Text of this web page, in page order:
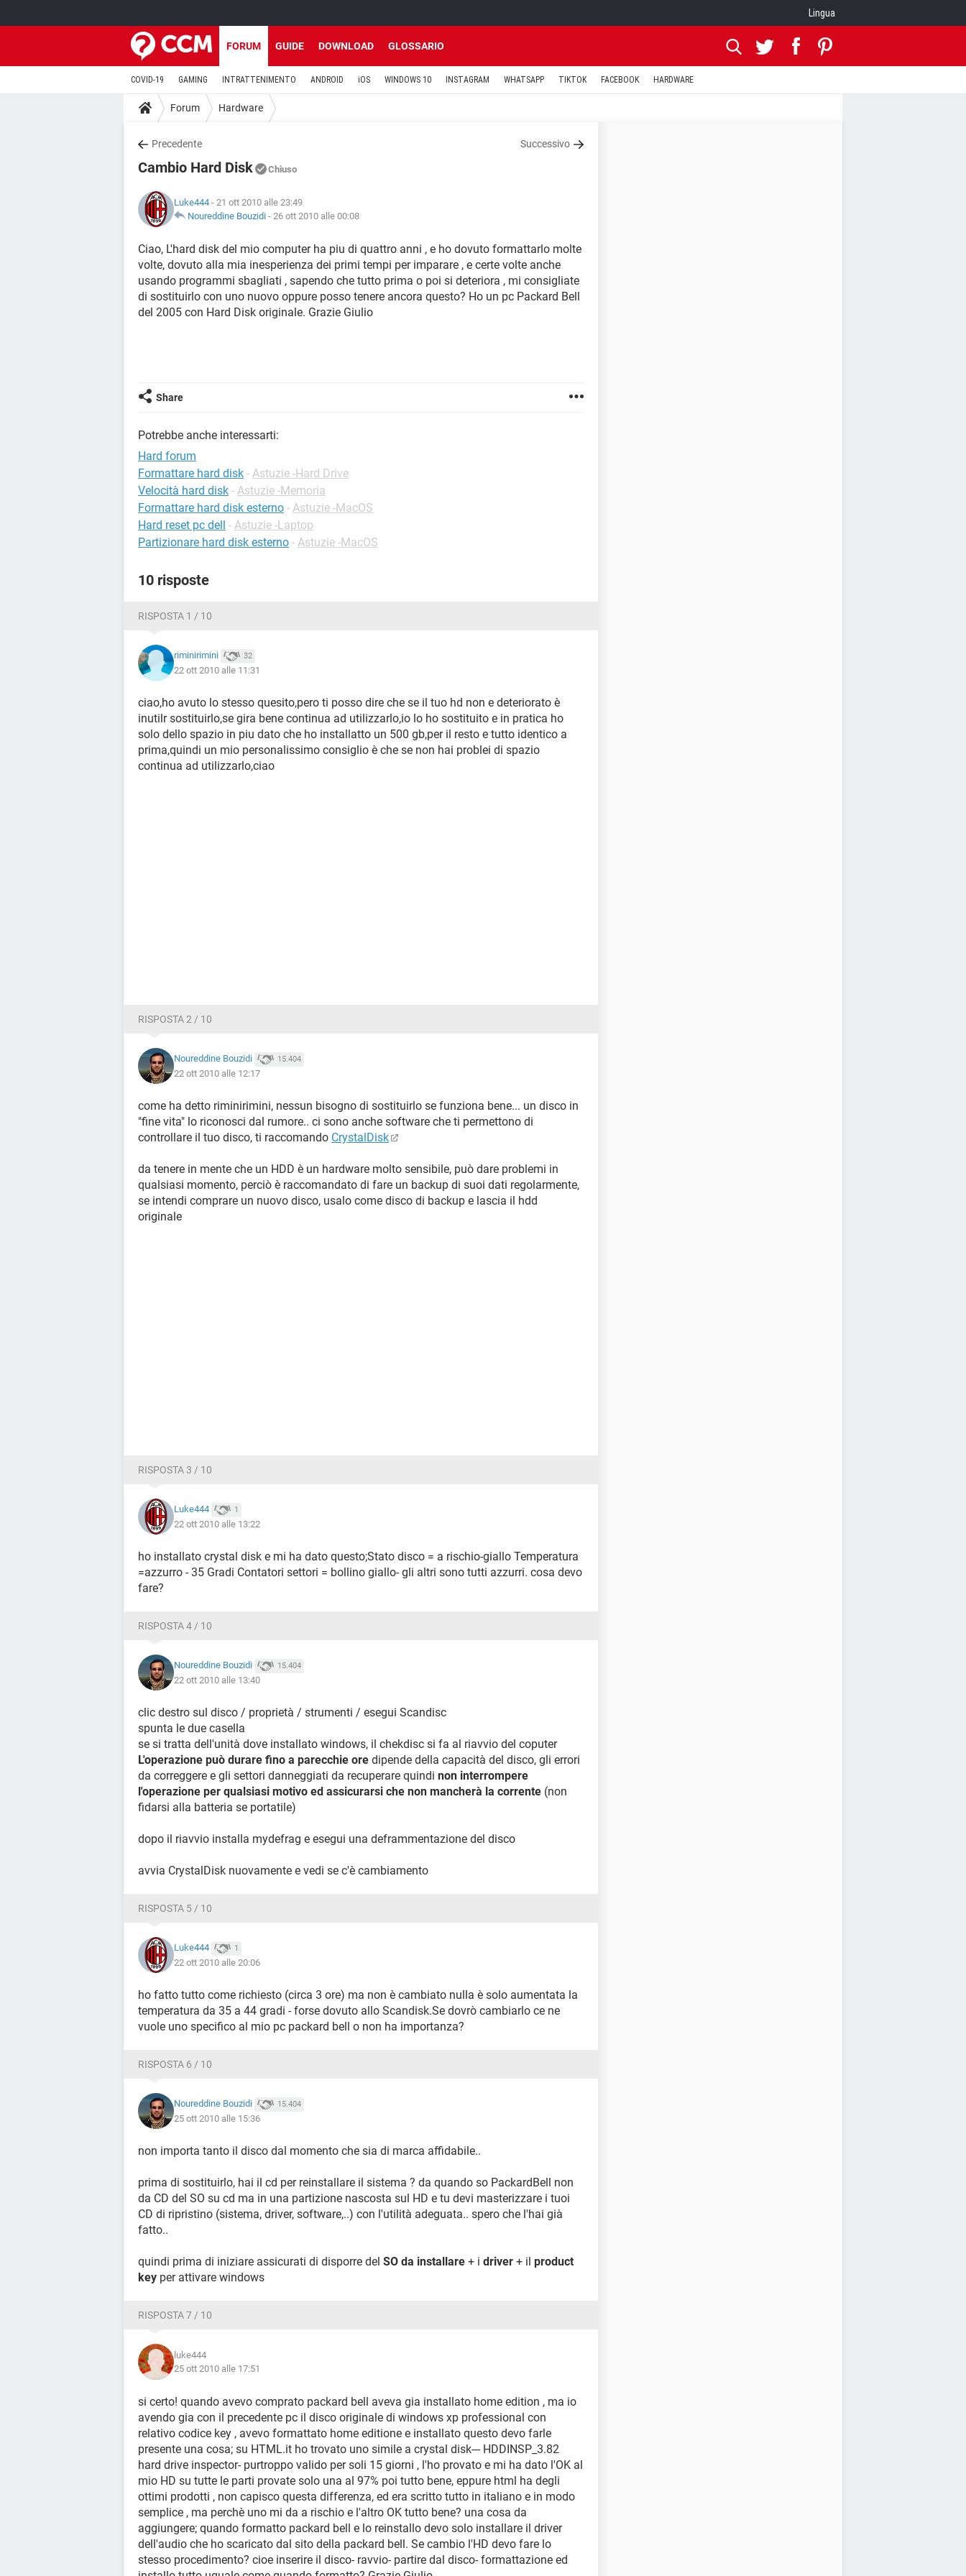
Lingua
FORUM GUIDE DOWNLOAD GLOSSARIO
COVID-19 GAMING INTRATTENIMENTO ANDROID iOS WINDOWS 10 INSTAGRAM WHATSAPP TIKTOK FACEBOOK HARDWARE
Forum Hardware
Precedente Successivo
Cambio Hard Disk Chiuso
Luke444 - 21 ott 2010 alle 23:49
Noureddine Bouzidi - 26 ott 2010 alle 00:08
Ciao, L'hard disk del mio computer ha piu di quattro anni , e ho dovuto formattarlo molte
volte, dovuto alla mia inesperienza dei primi tempi per imparare , e certe volte anche
usando programmi sbagliati , sapendo che tutto prima o poi si deteriora , mi consigliate
di sostituirlo con uno nuovo oppure posso tenere ancora questo? Ho un pc Packard Bell
del 2005 con Hard Disk originale. Grazie Giulio
Share
Potrebbe anche interessarti:
Hard forum
Formattare hard disk - Astuzie -Hard Drive
Velocità hard disk - Astuzie -Memoria
Formattare hard disk esterno - Astuzie -MacOS
Hard reset pc dell - Astuzie -Laptop
Partizionare hard disk esterno - Astuzie -MacOS
10 risposte
RISPOSTA 1 / 10
riminirimini 32
22 ott 2010 alle 11:31
ciao,ho avuto lo stesso quesito,pero ti posso dire che se il tuo hd non e deteriorato è
inutilr sostituirlo,se gira bene continua ad utilizzarlo,io lo ho sostituito e in pratica ho
solo dello spazio in piu dato che ho installatto un 500 gb,per il resto e tutto identico a
prima,quindi un mio personalissimo consiglio è che se non hai problei di spazio
continua ad utilizzarlo,ciao
RISPOSTA 2 / 10
Noureddine Bouzidi 15.404
22 ott 2010 alle 12:17
come ha detto riminirimini, nessun bisogno di sostituirlo se funziona bene... un disco in
"fine vita" lo riconosci dal rumore.. ci sono anche software che ti permettono di
controllare il tuo disco, ti raccomando CrystalDisk
da tenere in mente che un HDD è un hardware molto sensibile, può dare problemi in
qualsiasi momento, perciò è raccomandato di fare un backup di suoi dati regolarmente,
se intendi comprare un nuovo disco, usalo come disco di backup e lascia il hdd
originale
RISPOSTA 3 / 10
Luke444 1
22 ott 2010 alle 13:22
ho installato crystal disk e mi ha dato questo;Stato disco = a rischio-giallo Temperatura
=azzurro - 35 Gradi Contatori settori = bollino giallo- gli altri sono tutti azzurri. cosa devo
fare?
RISPOSTA 4 / 10
Noureddine Bouzidi 15.404
22 ott 2010 alle 13:40
clic destro sul disco / proprietà / strumenti / esegui Scandisc
spunta le due casella
se si tratta dell'unità dove installato windows, il chekdisc si fa al riavvio del coputer
L'operazione può durare fino a parecchie ore dipende della capacità del disco, gli errori
da correggere e gli settori danneggiati da recuperare quindi non interrompere
l'operazione per qualsiasi motivo ed assicurarsi che non mancherà la corrente (non
fidarsi alla batteria se portatile)
dopo il riavvio installa mydefrag e esegui una deframmentazione del disco
avvia CrystalDisk nuovamente e vedi se c'è cambiamento
RISPOSTA 5 / 10
Luke444 1
22 ott 2010 alle 20:06
ho fatto tutto come richiesto (circa 3 ore) ma non è cambiato nulla è solo aumentata la
temperatura da 35 a 44 gradi - forse dovuto allo Scandisk.Se dovrò cambiarlo ce ne
vuole uno specifico al mio pc packard bell o non ha importanza?
RISPOSTA 6 / 10
Noureddine Bouzidi 15.404
25 ott 2010 alle 15:36
non importa tanto il disco dal momento che sia di marca affidabile..
prima di sostituirlo, hai il cd per reinstallare il sistema ? da quando so PackardBell non
da CD del SO su cd ma in una partizione nascosta sul HD e tu devi masterizzare i tuoi
CD di ripristino (sistema, driver, software,..) con l'utilità adeguata.. spero che l'hai già
fatto..
quindi prima di iniziare assicurati di disporre del SO da installare + i driver + il product
key per attivare windows
RISPOSTA 7 / 10
luke444
25 ott 2010 alle 17:51
si certo! quando avevo comprato packard bell aveva gia installato home edition , ma io
avendo gia con il precedente pc il disco originale di windows xp professional con
relativo codice key , avevo formattato home editione e installato questo devo farle
presente una cosa; su HTML.it ho trovato uno simile a crystal disk--- HDDINSP_3.82
hard drive inspector- purtroppo valido per soli 15 giorni , l'ho provato e mi ha dato l'OK al
mio HD su tutte le parti provate solo una al 97% poi tutto bene, eppure html ha degli
ottimi prodotti , non capisco questa differenza, ed era scritto tutto in italiano e in modo
semplice , ma perchè uno mi da a rischio e l'altro OK tutto bene? una cosa da
aggiungere; quando formatto packard bell e lo reinstallo devo solo installare il driver
dell'audio che ho scaricato dal sito della packard bell. Se cambio l'HD devo fare lo
stesso procedimento? cioe inserire il disco- ravvio- partire dal disco- formattazione ed